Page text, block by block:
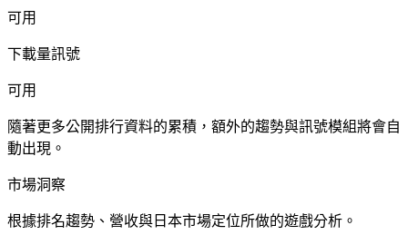
可用
下載量訊號
可用
隨著更多公開排行資料的累積，額外的趨勢與訊號模組將會自
動出現。
市場洞察
根據排名趨勢、營收與日本市場定位所做的遊戲分析。